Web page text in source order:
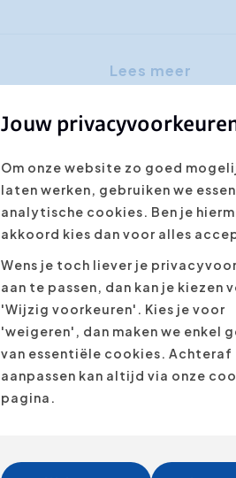
Lees meer
Hoe
een
Jouw
Om onze website zo goed
laten werken, gebruiken we
analytische cookies. Ben je
akkoord kies dan voor alles
Wens je toch liever je
aan te passen, dan kan je kiezen
'Wijzig voorkeuren'. Kies je voor
'weigeren', dan maken we enkel
van essentiële cookies. Achteraf
aanpassen kan altijd via onze
pagina.